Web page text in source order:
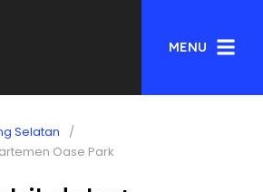
MENU
Selatan
Oase Park